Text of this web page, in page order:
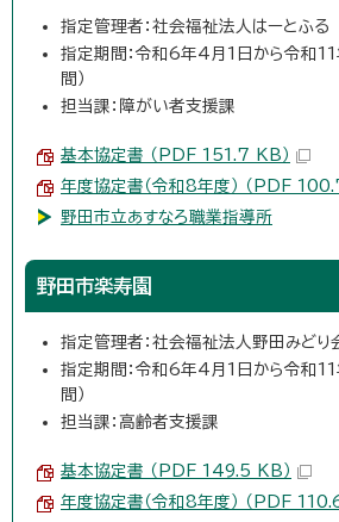
指定管理者：社会福祉法人はーとふる
指定期間：令和6年4月1日から令和
間）
担当課：障がい者支援課
基本協定書 （PDF 151.7 KB）
年度協定書（令和8年度） （PDF
野田市立あすなろ職業指導所
野田市楽寿園
指定管理者：社会福祉法人野田みどり
指定期間：令和6年4月1日から令和
間）
担当課：高齢者支援課
基本協定書 （PDF 149.5 KB）
年度協定書（令和8年度） （PDF